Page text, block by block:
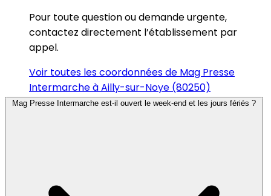
Pour toute question ou demande urgente,
contactez directement l’établissement par
appel.
Voir toutes les coordonnées de Mag Presse
Intermarche à Ailly-sur-Noye (80250)
Mag Presse Intermarche est-il ouvert le week-end et les jours fériés ?